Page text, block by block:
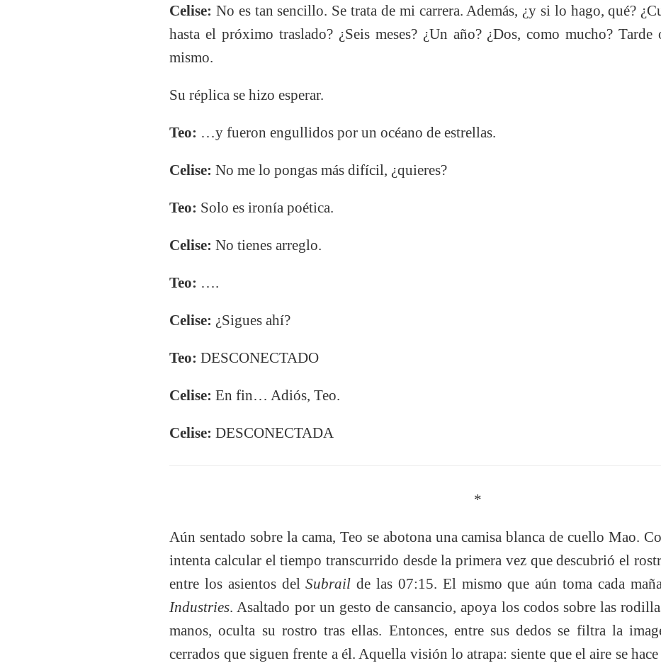
Celise: No es tan sencillo. Se trata de mi carrera. Además, ¿y si lo hago, qué?
hasta el próximo traslado? ¿Seis meses? ¿Un año? ¿Dos, como mucho?
mismo.
Su réplica se hizo esperar.
Teo: …y fueron engullidos por un océano de estrellas.
Celise: No me lo pongas más difícil, ¿quieres?
Teo: Solo es ironía poética.
Celise: No tienes arreglo.
Teo: ….
Celise: ¿Sigues ahí?
Teo: DESCONECTADO
Celise: En fin… Adiós, Teo.
Celise: DESCONECTADA
*
Aún sentado sobre la cama, Teo se abotona una camisa blanca de cuello Mao.
intenta calcular el tiempo transcurrido desde la primera vez que descubrió el
entre los asientos delSubrailde las 07:15. El mismo que aún toma cada
Industries. Asaltado por un gesto de cansancio, apoya los codos sobre las
manos, oculta su rostro tras ellas. Entonces, entre sus dedos se filtra la
cerrados que siguen frente a él. Aquella visión lo atrapa: siente que el aire se